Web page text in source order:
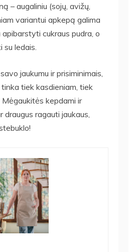
– augaliniu (sojų, avižų,
variantui apkepą galima
cukraus pudra, o
ledais.
jaukumu ir prisiminimais,
tiek kasdieniam, tiek
kepdami ir
ragauti jaukaus,